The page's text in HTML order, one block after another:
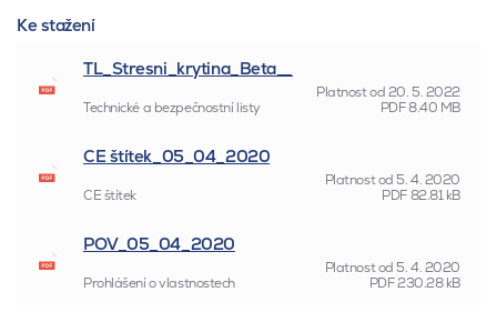
Ke stažení
TL_Stresni_krytina_Beta__
Platnost od20. 5. 2022
Technické a bezpečnostní listy
PDF8.40 MB
CE štítek_05_04_2020
Platnost od 5. 4. 2020
CE štítek
PDF82.81 kB
POV_05_04_2020
Platnost od 5. 4. 2020
Prohlášení o vlastnostech
PDF230.28 kB